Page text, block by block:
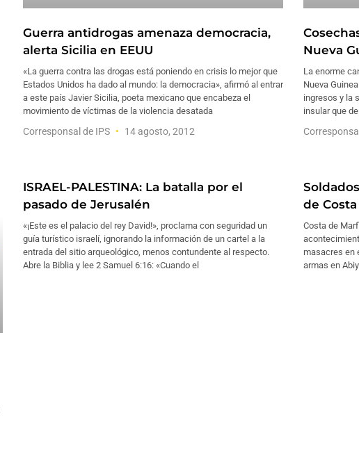
Guerra antidrogas amenaza democracia,
alerta Sicilia en EEUU
«La guerra contra las drogas está poniendo en crisis lo mejor que
Estados Unidos ha dado al mundo: la democracia», afirmó al entrar
a este país Javier Sicilia, poeta mexicano que encabeza el
movimiento de víctimas de la violencia desatada
Corresponsal de IPS 14 agosto, 2012
Nueva
La enorme
Nueva
ingresos y la
insular que
ISRAEL-PALESTINA: La batalla por el
pasado de Jerusalén
«¡Este es el palacio del rey David!», proclama con seguridad un
guía turístico israelí, ignorando la información de un cartel a la
entrada del sitio arqueológico, menos contundente al respecto.
Abre la Biblia y lee 2 Samuel 6:16: «Cuando el
de
Costa de
masacres en
armas en